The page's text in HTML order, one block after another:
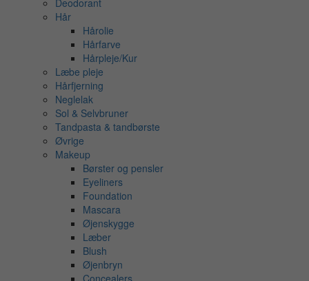
Deodorant
Hår
Hårolie
Hårfarve
Hårpleje/Kur
Læbe pleje
Hårfjerning
Neglelak
Sol & Selvbruner
Tandpasta & tandbørste
Øvrige
Makeup
Børster og pensler
Eyeliners
Foundation
Mascara
Øjenskygge
Læber
Blush
Øjenbryn
Concealers